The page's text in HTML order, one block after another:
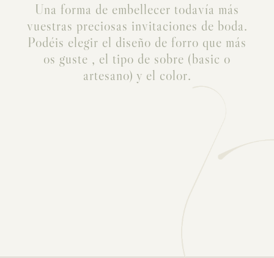
Una forma de embellecer todavía más
vuestras preciosas invitaciones de boda.
Podéis elegir el diseño de forro que más
os guste , el tipo de sobre (basic o
artesano) y el color.